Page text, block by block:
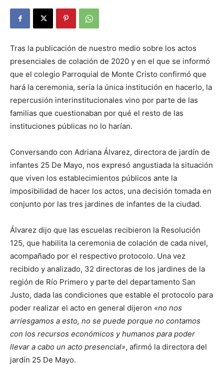
Tras la publicación de nuestro medio sobre los actos
presenciales de colación de 2020 y en el que se informó
que el colegio Parroquial de Monte Cristo confirmó que
hará la ceremonia, sería la única institución en hacerlo, la
repercusión interinstitucionales vino por parte de las
familias que cuestionaban por qué el resto de las
instituciones públicas no lo harían.
Conversando con Adriana Álvarez, directora de jardín de
infantes 25 De Mayo, nos expresó angustiada la situación
que viven los establecimientos públicos ante la
imposibilidad de hacer los actos, una decisión tomada en
conjunto por las tres jardines de infantes de la ciudad.
Álvarez dijo que las escuelas recibieron la Resolución
125, que habilita la ceremonia de colación de cada nivel,
acompañado por el respectivo protocolo. Una vez
recibido y analizado, 32 directoras de los jardines de la
región de Río Primero y parte del departamento San
Justo, dada las condiciones que estable el protocolo para
poder realizar el acto en general dijeron «no nos
arriesgamos a esto, no se puede porque no contamos
con los recursos económicos y humanos para poder
llevar a cabo un acto presencial», afirmó la directora del
jardín 25 De Mayo.